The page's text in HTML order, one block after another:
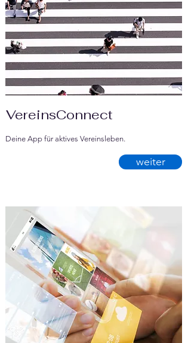
Deine App für aktives Vereinsleben.
VereinsConnect
weiter